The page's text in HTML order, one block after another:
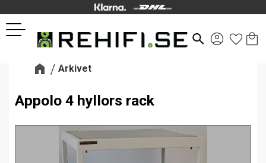
Meny
search
Arkivet
Appolo 4 hyllors rack